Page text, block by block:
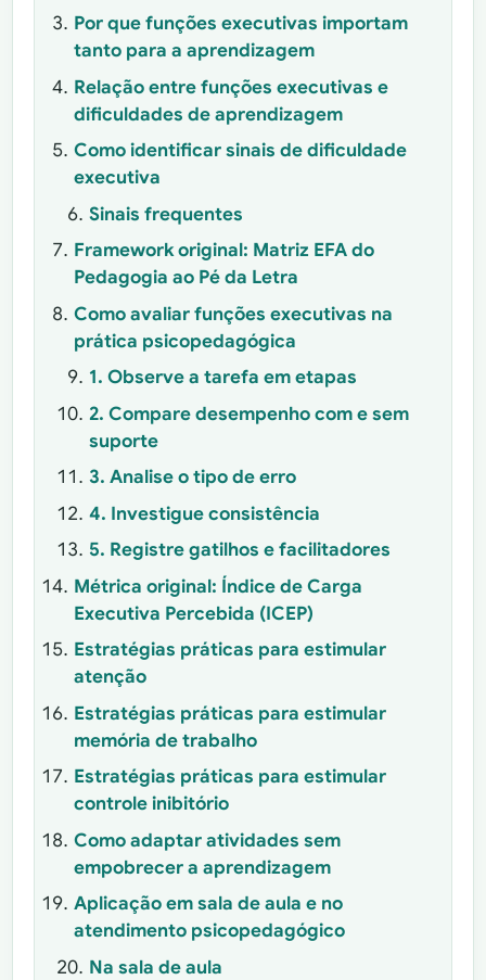
Por que funções executivas importam
tanto para a aprendizagem
Relação entre funções executivas e
dificuldades de aprendizagem
Como identificar sinais de dificuldade
executiva
Sinais frequentes
Framework original: Matriz EFA do
Pedagogia ao Pé da Letra
Como avaliar funções executivas na
prática psicopedagógica
1. Observe a tarefa em etapas
2. Compare desempenho com e sem
suporte
3. Analise o tipo de erro
4. Investigue consistência
5. Registre gatilhos e facilitadores
Métrica original: Índice de Carga
Executiva Percebida (ICEP)
Estratégias práticas para estimular
atenção
Estratégias práticas para estimular
memória de trabalho
Estratégias práticas para estimular
controle inibitório
Como adaptar atividades sem
empobrecer a aprendizagem
Aplicação em sala de aula e no
atendimento psicopedagógico
Na sala de aula